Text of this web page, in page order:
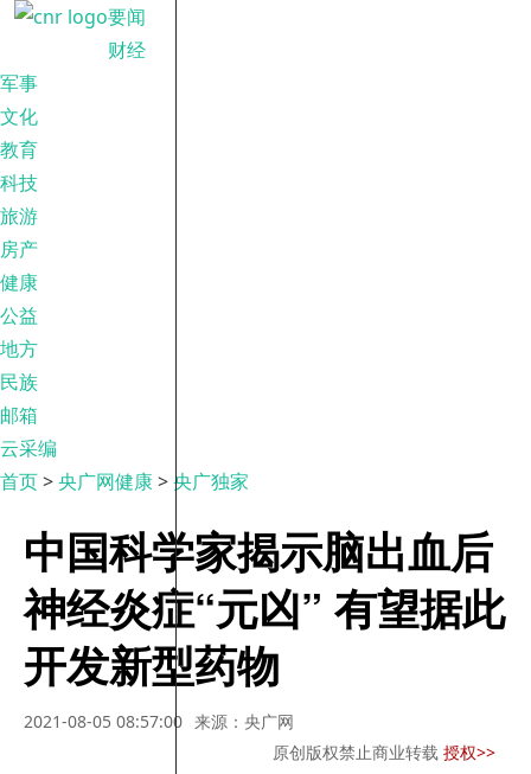
要闻
财经
军事
文化
教育
科技
旅游
房产
健康
公益
地方
民族
邮箱
云采编
首页>央广网健康>央广独家
中国科学家揭示脑出血后
神经炎症“元凶” 有望据此
开发新型药物
2021-08-05 08:57:00 来源：央广网
原创版权禁止商业转载 授权>>